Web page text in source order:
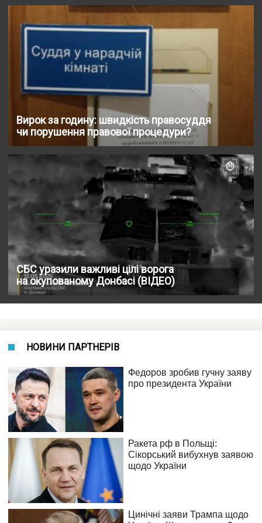
Вирок за годину: швидкість правосуддя
чи порушення правової процедури?
СБС уразили важливі цілі ворога
на окупованому Донбасі (ВІДЕО)
НОВИНИ ПАРТНЕРІВ